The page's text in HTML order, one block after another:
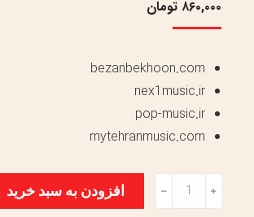
۸۶۰,۰۰۰ تومان
bezanbekhoon.com
nex1music.ir
pop-music.ir
mytehranmusic.com
پکیج
پخش
﹣ ﹢ افزودن به سبد خرید